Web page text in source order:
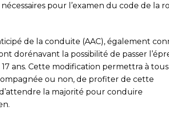
pour l’examen du code de la
de la conduite (AAC), également
dorénavant la possibilité de passer
ans. Cette modification permettra à
ou non, de profiter de cette
la majorité pour conduire